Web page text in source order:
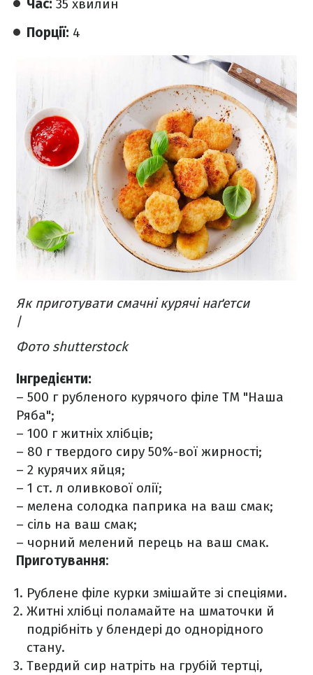
Час: 35 хвилин
Порції: 4
Як приготувати смачні курячі наґетси
/
Фото shutterstock
Інгредієнти:
– 500 г рубленого курячого філе ТМ "Наша
Ряба";
– 100 г житніх хлібців;
– 80 г твердого сиру 50%-вої жирності;
– 2 курячих яйця;
– 1 ст. л оливкової олії;
– мелена солодка паприка на ваш смак;
– сіль на ваш смак;
– чорний мелений перець на ваш смак.
Приготування:
Рублене філе курки змішайте зі спеціями.
Житні хлібці поламайте на шматочки й
подрібніть у блендері до однорідного
стану.
Твердий сир натріть на грубій тертці,